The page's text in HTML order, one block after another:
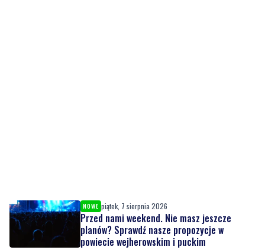
NOWE piątek, 7 sierpnia 2026
Przed nami weekend. Nie masz jeszcze
planów? Sprawdź nasze propozycje w
powiecie wejherowskim i puckim